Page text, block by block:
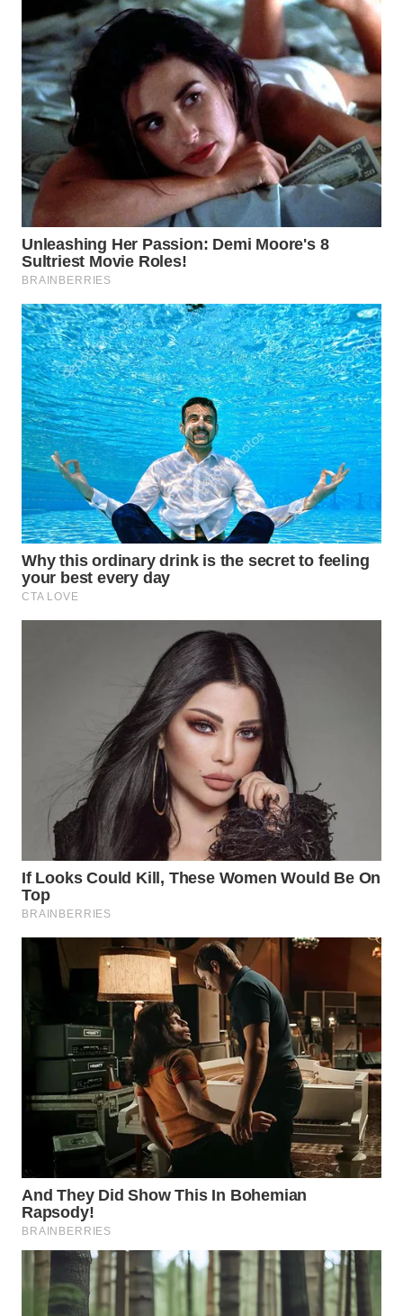
WN
INDRAMAYU
WN
KUNINGAN
WN
MAJALENGKA
WN
SUBANG
WN
SUKABUMI
WN
PURWAKARTA
WN
PRIANGAN
TIMUR
WN
SEMARANG
WN
WN
SURABAYA
WN
NATUNA
WN
BINTAN
WN
WN
LIKUPANG
WN
LABUANBAJO
WN
BORNEO
Wahana
Group